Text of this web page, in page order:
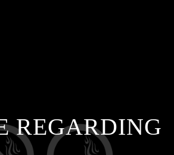
REGARDING